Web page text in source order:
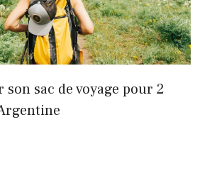
sac de voyage pour 2